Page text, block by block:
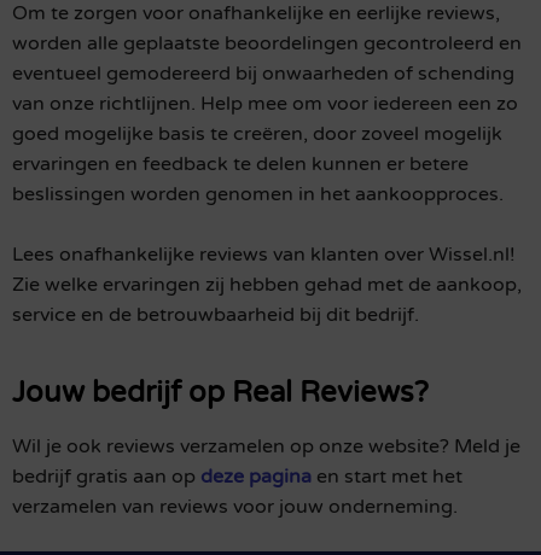
Om te zorgen voor onafhankelijke en eerlijke reviews,
worden alle geplaatste beoordelingen gecontroleerd en
eventueel gemodereerd bij onwaarheden of schending
van onze richtlijnen. Help mee om voor iedereen een zo
goed mogelijke basis te creëren, door zoveel mogelijk
ervaringen en feedback te delen kunnen er betere
beslissingen worden genomen in het aankoopproces.
Lees onafhankelijke reviews van klanten over Wissel.nl!
Zie welke ervaringen zij hebben gehad met de aankoop,
service en de betrouwbaarheid bij dit bedrijf.
Jouw bedrijf op Real Reviews?
Wil je ook reviews verzamelen op onze website? Meld je
bedrijf gratis aan op deze pagina en start met het
verzamelen van reviews voor jouw onderneming.